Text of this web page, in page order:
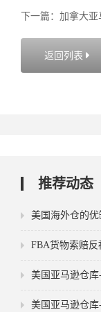
下一篇：加拿大
返回列表 
推荐动态
美国海外仓的
FBA货物索赔反
美国亚马逊仓库
美国亚马逊仓库